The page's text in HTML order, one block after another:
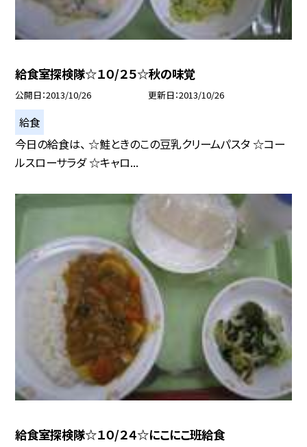
給食室探検隊☆１０/２５☆秋の味覚
公開日 2013/10/26 更新日 2013/10/26
給食
今日の給食は、 ☆鮭ときのこの豆乳クリームパスタ ☆コー
ルスローサラダ ☆キャロ...
給食室探検隊☆１０/２４☆にこにこ班給食